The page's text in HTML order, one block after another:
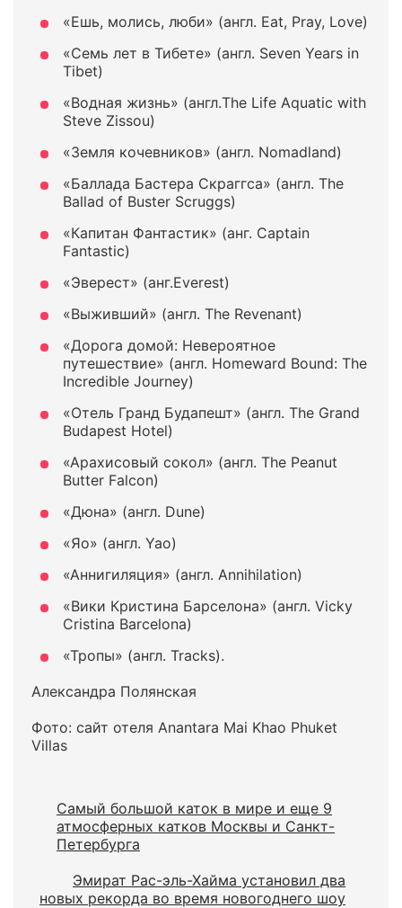
«Ешь, молись, люби» (англ. Eat, Pray, Love)
«Семь лет в Тибете» (англ. Seven Years in
Tibet)
«Водная жизнь» (англ.The Life Aquatic with
Steve Zissou)
«Земля кочевников» (англ. Nomadland)
«Баллада Бастера Скраггса» (англ. The
Ballad of Buster Scruggs)
«Капитан Фантастик» (анг. Captain
Fantastic)
«Эверест» (анг.Everest)
«Выживший» (англ. The Revenant)
«Дорога домой: Невероятное
путешествие» (англ. Homeward Bound: The
Incredible Journey)
«Отель Гранд Будапешт» (англ. The Grand
Budapest Hotel)
«Арахисовый сокол» (англ. The Peanut
Butter Falcon)
«Дюна» (англ. Dune)
«Яо» (англ. Yao)
«Аннигиляция» (англ. Annihilation)
«Вики Кристина Барселона» (англ. Vicky
Cristina Barcelona)
«Тропы» (англ. Tracks).
Александра Полянская
Фото: сайт отеля Anantara Mai Khao Phuket
Villas
Самый большой каток в мире и еще 9
атмосферных катков Москвы и Санкт-
Петербурга
Эмират Рас-эль-Хайма установил два
новых рекорда во время новогоднего шоу